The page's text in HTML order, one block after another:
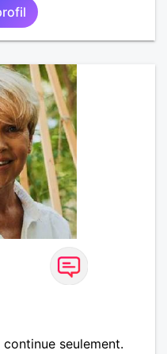
seulement.